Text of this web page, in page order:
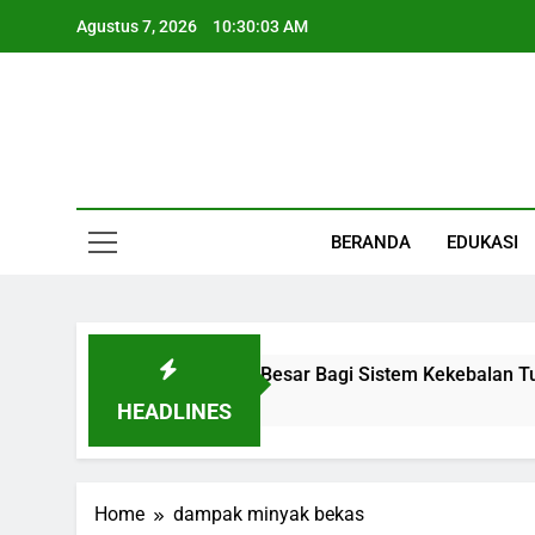
Agustus 7, 2026 10:30:04 AM
BERANDA EDUKASI
HEADLINES
Kecil Dengan Peran Besar Bagi Sistem Kekebalan
Home dampak minyak bekas